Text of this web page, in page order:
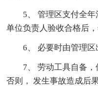
5、 管理区支付全
单位负责人验收合格后
6、 必要时由管理区
7、 劳动工具自备，
否则， 发生事故造成后